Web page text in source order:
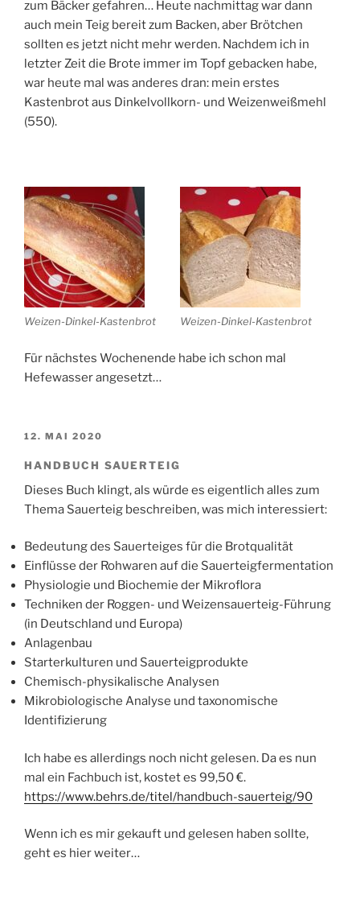
zum Bäcker gefahren… Heute nachmittag war dann
auch mein Teig bereit zum Backen, aber Brötchen
sollten es jetzt nicht mehr werden. Nachdem ich in
letzter Zeit die Brote immer im Topf gebacken habe,
war heute mal was anderes dran: mein erstes
Kastenbrot aus Dinkelvollkorn- und Weizenweißmehl
(550).
Weizen-Dinkel-Kastenbrot Weizen-Dinkel-Kastenbrot
Für nächstes Wochenende habe ich schon mal
Hefewasser angesetzt…
VERÖFFENTLICHT
12. MAI 2020
HANDBUCH SAUERTEIG
Dieses Buch klingt, als würde es eigentlich alles zum
Thema Sauerteig beschreiben, was mich interessiert:
Bedeutung des Sauerteiges für die Brotqualität
Einflüsse der Rohwaren auf die Sauerteigfermentation
Physiologie und Biochemie der Mikroflora
Techniken der Roggen- und Weizensauerteig-Führung
(in Deutschland und Europa)
Anlagenbau
Starterkulturen und Sauerteigprodukte
Chemisch-physikalische Analysen
Mikrobiologische Analyse und taxonomische
Identifizierung
Ich habe es allerdings noch nicht gelesen. Da es nun
mal ein Fachbuch ist, kostet es 99,50 €.
https://www.behrs.de/titel/handbuch-sauerteig/90
Wenn ich es mir gekauft und gelesen haben sollte,
geht es hier weiter…